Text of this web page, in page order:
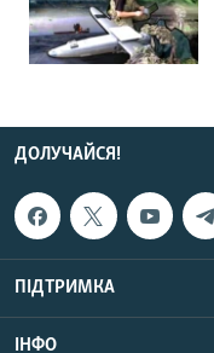
ДОЛУЧАЙСЯ!
ПІДТРИМКА
ІНФО